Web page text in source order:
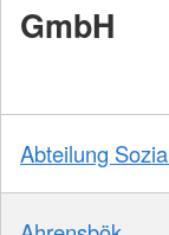
GmbH
Abteilung